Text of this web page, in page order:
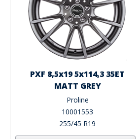
PXF 8,5x19 5x114,3 35ET
MATT GREY
Proline
10001553
255/45 R19